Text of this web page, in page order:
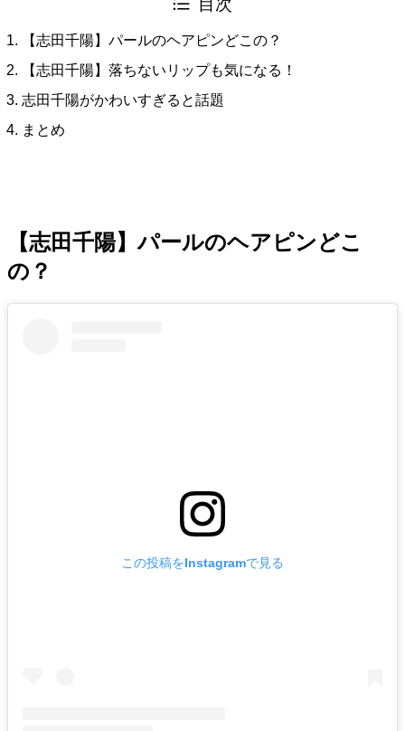
目次
【志田千陽】パールのヘアピンどこの？
【志田千陽】落ちないリップも気になる！
志田千陽がかわいすぎると話題
まとめ
【志田千陽】パールのヘアピンどこ
の？
この投稿をInstagramで見る